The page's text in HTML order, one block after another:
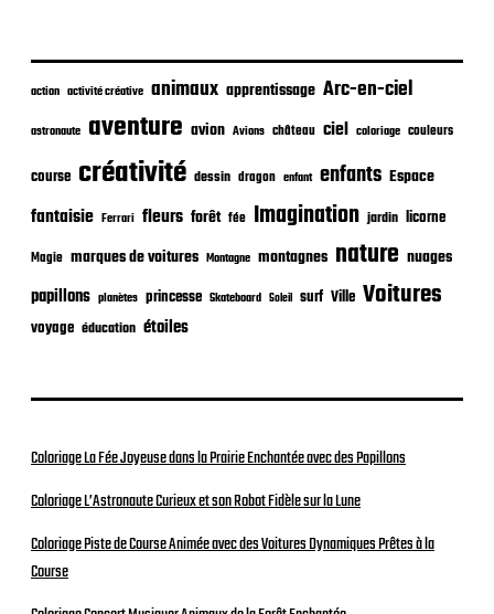
l
i
a
i
n
action activité créative animaux apprentissage Arc-en-ciel
astronaute aventure avion Avions château ciel coloriage couleurs
course créativité dessin dragon enfant enfants Espace
fantaisie Ferrari fleurs forêt fée Imagination jardin licorne
Magie marques de voitures Montagne montagnes nature nuages
papillons planètes princesse Skateboard Soleil surf Ville Voitures
voyage éducation étoiles
Coloriage La Fée Joyeuse dans la Prairie Enchantée avec des Papillons
Coloriage L’Astronaute Curieux et son Robot Fidèle sur la Lune
Coloriage Piste de Course Animée avec des Voitures Dynamiques Prêtes à la
Course